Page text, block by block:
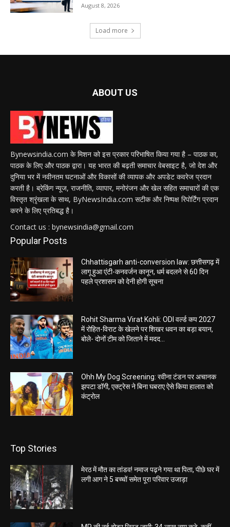
August 8, 2026
Load more
ABOUT US
Bynewsindia.com के मिशन को इस प्रकार परिभाषित किया गया है – पाठक का,
पाठक के लिए और पाठक द्वारा। यह भारत की बढ़ती समाचार वेबसाइट है, जो देश और
दुनिया भर में नवीनतम घटनाओं और विकासों की व्यापक और अपडेट कवरेज प्रदान
करती है। ब्रेकिंग न्यूज, राजनीति, व्यापार, मनोरंजन और खेल सहित समाचारों की एक
विस्तृत श्रृंखला के साथ, ByNewsIndia.com सटीक और निष्पक्ष रिपोर्टिंग प्रदान
करने के लिए प्रतिबद्ध है।
Contact us : bynewsindia@gmail.com
Popular Posts
Chhattisgarh anti-conversion law: छत्तीसगढ़ में
लागू हुआ एंटी-कनवर्जन कानून, धर्म बदलने से 60 दिन
पहले प्रशासन को देनी होगी सूचना
Rohit Sharma Virat Kohli: ODI वर्ल्ड कप 2027
में रोहित-विराट के खेलने पर शिखर धवन का बड़ा बयान,
बोले- दोनों टीम को जिताने में मदद...
Ohh My Dog Screening: रवीना टंडन पर अचानक
झपटा डॉगी, एक्ट्रेस ने बिना घबराए ऐसे किया हालात को
कंट्रोल
Top Stories
मेरठ में मौत का तांडव! नमाज पढ़ने गया था पिता, पीछे घर में
लगी आग ने 5 बच्चों समेत पूरा परिवार उजाड़ा